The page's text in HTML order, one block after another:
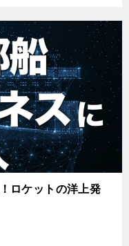
ロケットの洋上発